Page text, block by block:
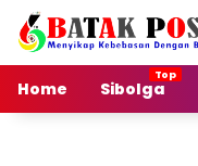
Langsung
konten
Home
Sibolga